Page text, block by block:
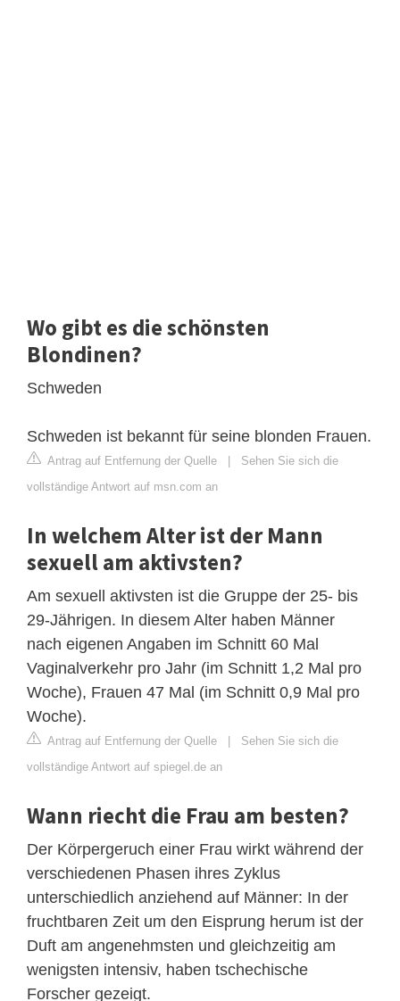
Wo gibt es die schönsten
Blondinen?
Schweden
Schweden ist bekannt für seine blonden Frauen.
Antrag auf Entfernung der Quelle | Sehen Sie sich die
vollständige Antwort auf msn.com an
In welchem Alter ist der Mann
sexuell am aktivsten?
Am sexuell aktivsten ist die Gruppe der 25- bis
29-Jährigen. In diesem Alter haben Männer
nach eigenen Angaben im Schnitt 60 Mal
Vaginalverkehr pro Jahr (im Schnitt 1,2 Mal pro
Woche), Frauen 47 Mal (im Schnitt 0,9 Mal pro
Woche).
Antrag auf Entfernung der Quelle | Sehen Sie sich die
vollständige Antwort auf spiegel.de an
Wann riecht die Frau am besten?
Der Körpergeruch einer Frau wirkt während der
verschiedenen Phasen ihres Zyklus
unterschiedlich anziehend auf Männer: In der
fruchtbaren Zeit um den Eisprung herum ist der
Duft am angenehmsten und gleichzeitig am
wenigsten intensiv, haben tschechische
Forscher gezeigt.